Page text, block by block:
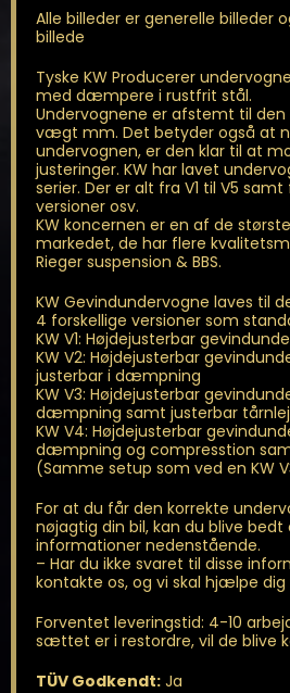
Alle billeder er generelle billeder
billede
Tyske KW Producerer
med dæmpere i rustfrit stål.
Undervognene er afstemt til den
vægt mm. Det betyder også at
undervognen, er den klar til at
justeringer. KW har lavet
serier. Der er alt fra V1 til V5
versioner osv.
KW koncernen er en af de
markedet, de har flere
Rieger suspension & BBS.
KW Gevindundervogne laves til
4 forskellige versioner som
KW V1: Højdejusterbar
KW V2: Højdejusterbar
justerbar i dæmpning
KW V3: Højdejusterbar
dæmpning samt justerbar
KW V4: Højdejusterbar
dæmpning og compresstion
(Samme setup som ved en KW
For at du får den korrekte
nøjagtig din bil, kan du blive
informationer nedenstående.
– Har du ikke svaret til disse
kontakte os, og vi skal hjælpe dig
Forventet leveringstid: 4-10
sættet er i restordre, vil de blive
TÜV Godkendt:Ja